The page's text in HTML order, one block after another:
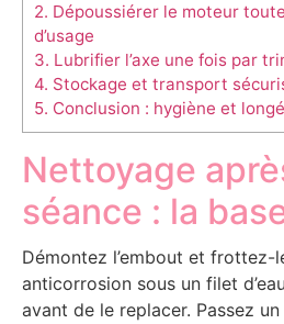
2. Dépoussiérer le moteur
d’usage
3. Lubrifier l’axe une fois par
4. Stockage et transport
5. Conclusion : hygiène et
Nettoyage
séance : la
Démontez l’embout et frottez-
anticorrosion sous un filet
avant de le replacer. Passez